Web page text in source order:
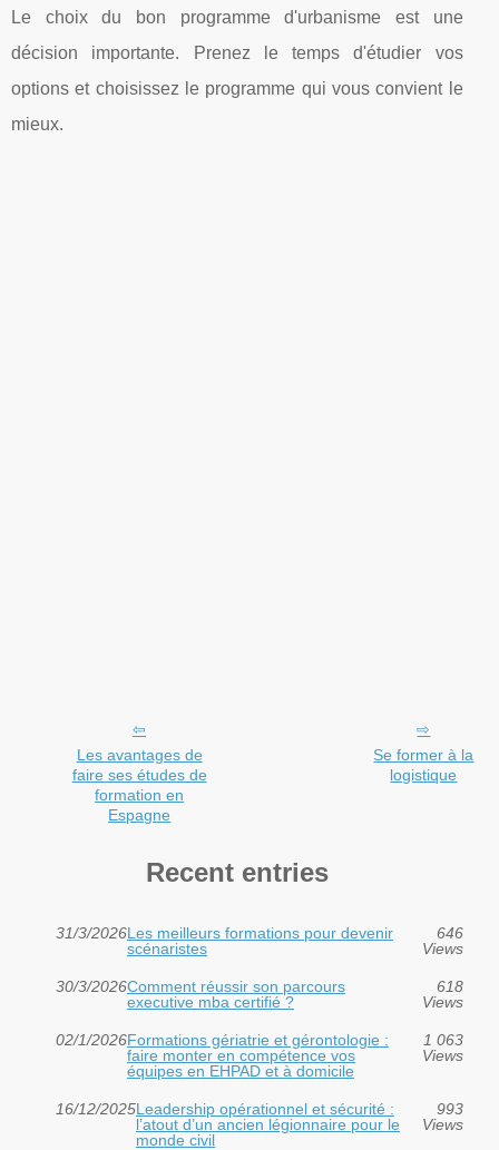
Le choix du bon programme d'urbanisme est une
décision importante. Prenez le temps d'étudier vos
options et choisissez le programme qui vous convient le
mieux.
Les avantages de
faire ses études de
formation en
Espagne
Se former à la
logistique
Recent entries
31/3/2026Les meilleurs formations pour devenir
scénaristes
646
Views
30/3/2026Comment réussir son parcours
executive mba certifié ?
618
Views
02/1/2026Formations gériatrie et gérontologie :
faire monter en compétence vos
équipes en EHPAD et à domicile
1 063
Views
16/12/2025Leadership opérationnel et sécurité :
l’atout d’un ancien légionnaire pour le
monde civil
993
Views